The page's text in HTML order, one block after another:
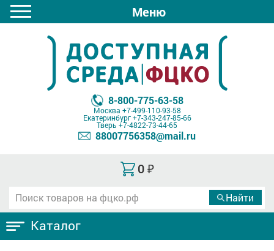
Меню
8-800-775-63-58
Москва +7-499-110-93-58
Екатеринбург+7-343-247-85-66
Тверь +7-4822-73-44-65
88007756358@mail.ru
0 ₽
Каталог